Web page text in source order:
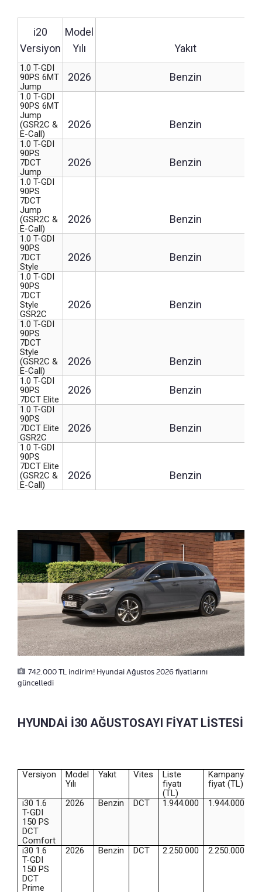
i20
Versiyon
Model
Yılı
Yakıt
1.0 T-GDI
90PS 6MT
Jump
2026 Benzin
1.0 T-GDI
90PS 6MT
Jump
(GSR2C &
E-Call)
2026 Benzin
1.0 T-GDI
90PS
7DCT
Jump
2026 Benzin
1.0 T-GDI
90PS
7DCT
Jump
(GSR2C &
E-Call)
2026 Benzin
1.0 T-GDI
90PS
7DCT
Style
2026 Benzin
1.0 T-GDI
90PS
7DCT
Style
GSR2C
2026 Benzin
1.0 T-GDI
90PS
7DCT
Style
(GSR2C &
E-Call)
2026 Benzin
1.0 T-GDI
90PS
7DCT Elite
2026 Benzin
1.0 T-GDI
90PS
7DCT Elite
GSR2C
2026 Benzin
1.0 T-GDI
90PS
7DCT Elite
(GSR2C &
E-Call)
2026 Benzin
742.000 TL indirim! Hyundai Ağustos 2026 fiyatlarını
güncelledi
HYUNDAİ İ30 AĞUSTOSAYI FİYAT LİSTESİ
Versiyon
Model
Yılı
Yakıt Vites
Liste
fiyatı
(TL)
Kampanyalı
fiyat (TL)
i30 1.6
T-GDI
150 PS
DCT
Comfort
2026 Benzin DCT 1.944.000 1.944.000
i30 1.6
T-GDI
150 PS
DCT
Prime
2026 Benzin DCT 2.250.000 2.250.000